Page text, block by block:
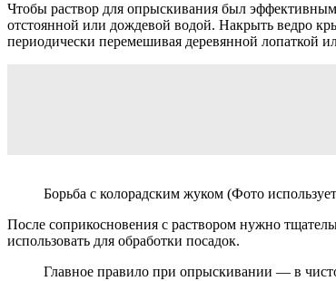
Чтобы раствор для опрыскивания был
отстоянной или дождевой водой. Накрыть ведро
периодически перемешивая деревянной лопаткой
Борьба с колорадским жуком (Фото
После соприкосновения с раствором нужно
использовать для обработки посадок.
Главное правило при опрыскивании — в